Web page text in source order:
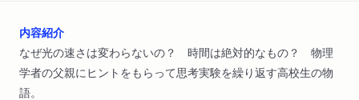
内容紹介
なぜ光の速さは変わらないの？ 時間は絶対的なもの？ 物理
学者の父親にヒントをもらって思考実験を繰り返す高校生の物
語。